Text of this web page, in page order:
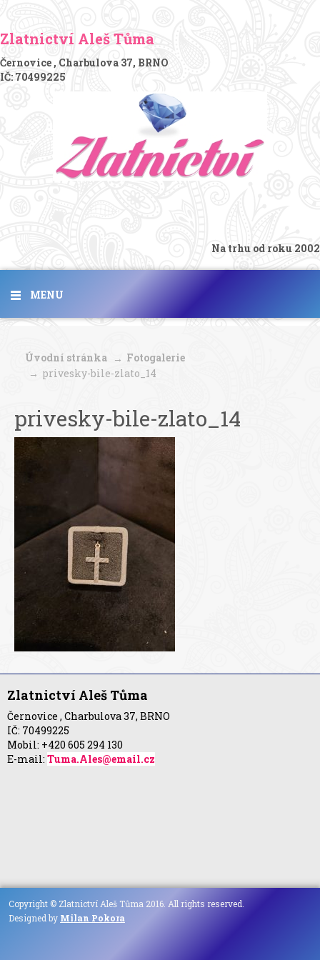
Zlatnictví Aleš Tůma
Černovice , Charbulova 37, BRNO
IČ: 70499225
Na trhu od roku 2002
MENU
Úvodní stránka
Fotogalerie
privesky-bile-zlato_14
privesky-bile-zlato_14
Zlatnictví Aleš Tůma
Černovice , Charbulova 37, BRNO
IČ: 70499225
Mobil: +420 605 294 130
E-mail: Tuma.Ales@email.cz
Copyright © Zlatnictví Aleš Tůma 2016. All rights reserved.
Designed by Milan Pokora